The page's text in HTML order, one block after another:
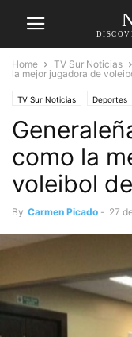
Home TV Sur Noticias
la mejor jugadora de
TV Sur Noticias Deportes
como la
voleibol
By Carmen Picado - 27